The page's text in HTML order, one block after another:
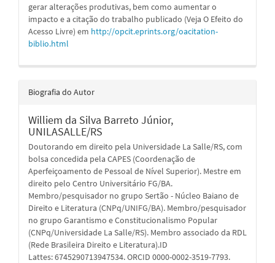
gerar alterações produtivas, bem como aumentar o
impacto e a citação do trabalho publicado (Veja O Efeito do
Acesso Livre) em http://opcit.eprints.org/oacitation-
biblio.html
Biografia do Autor
Williem da Silva Barreto Júnior,
UNILASALLE/RS
Doutorando em direito pela Universidade La Salle/RS, com
bolsa concedida pela CAPES (Coordenação de
Aperfeiçoamento de Pessoal de Nível Superior). Mestre em
direito pelo Centro Universitário FG/BA.
Membro/pesquisador no grupo Sertão - Núcleo Baiano de
Direito e Literatura (CNPq/UNIFG/BA). Membro/pesquisador
no grupo Garantismo e Constitucionalismo Popular
(CNPq/Universidade La Salle/RS). Membro associado da RDL
(Rede Brasileira Direito e Literatura).ID
Lattes: 6745290713947534. ORCID 0000-0002-3519-7793.